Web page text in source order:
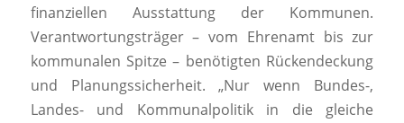
finanziellen Ausstattung der Kommunen.
Verantwortungsträger – vom Ehrenamt bis zur
kommunalen Spitze – benötigten Rückendeckung
und Planungssicherheit. „Nur wenn Bundes-,
Landes- und Kommunalpolitik in die gleiche